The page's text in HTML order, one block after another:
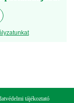
tájékoztató